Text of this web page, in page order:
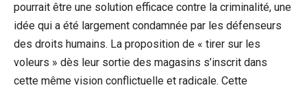
pourrait être une solution efficace contre la criminalité, une
idée qui a été largement condamnée par les défenseurs
des droits humains. La proposition de « tirer sur les
voleurs » dès leur sortie des magasins s’inscrit dans
cette même vision conflictuelle et radicale. Cette